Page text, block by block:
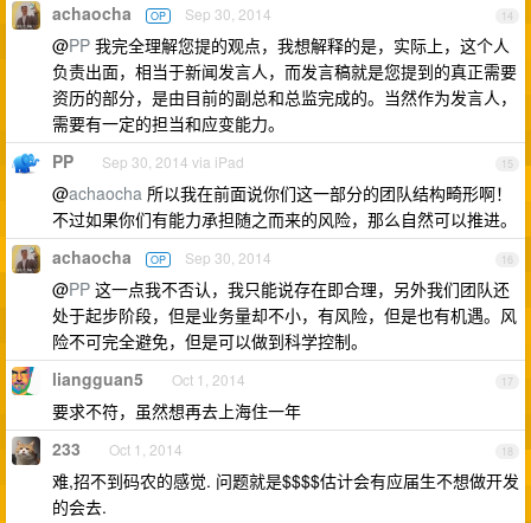
14
achaocha OP Sep 30, 2014
@PP 我完全理解您提的观点，我想解释的是，实际上，这个人
负责出面，相当于新闻发言人，而发言稿就是您提到的真正需要
资历的部分，是由目前的副总和总监完成的。当然作为发言人，
需要有一定的担当和应变能力。
15
PP Sep 30, 2014 via iPad
@achaocha 所以我在前面说你们这一部分的团队结构畸形啊！
不过如果你们有能力承担随之而来的风险，那么自然可以推进。
16
achaocha OP Sep 30, 2014
@PP 这一点我不否认，我只能说存在即合理，另外我们团队还
处于起步阶段，但是业务量却不小，有风险，但是也有机遇。风
险不可完全避免，但是可以做到科学控制。
17
liangguan5 Oct 1, 2014
要求不符，虽然想再去上海住一年
18
233 Oct 1, 2014
难,招不到码农的感觉. 问题就是$$$$估计会有应届生不想做开发
的会去.